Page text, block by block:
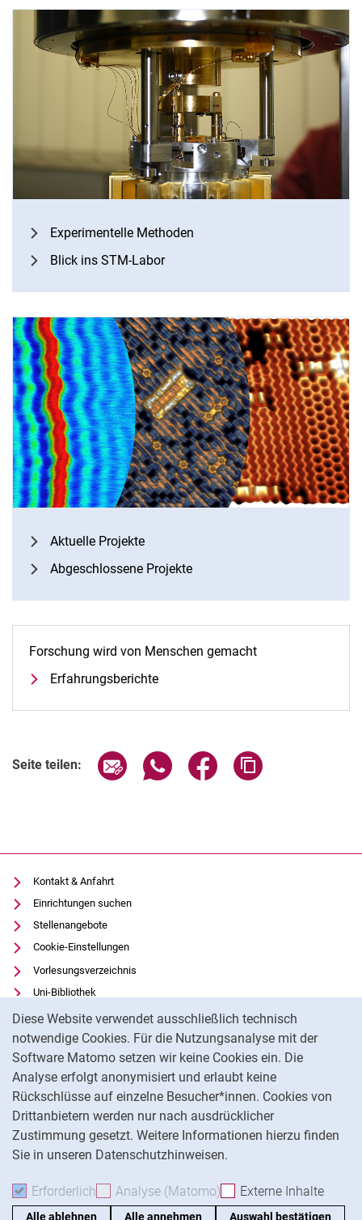
Diese Website verwendet ausschließlich technisch
notwendige Cookies. Für die Nutzungsanalyse mit der
Software Matomo setzen wir keine Cookies ein. Die
Analyse erfolgt anonymisiert und erlaubt keine
Rückschlüsse auf einzelne Besucher*innen. Cookies von
Drittanbietern werden nur nach ausdrücklicher
Zustimmung gesetzt. Weitere Informationen hierzu finden
Sie in unseren Datenschutzhinweisen.
Erforderlich Erforderliche Cookies akzeptieren
Analyse (Matomo) Analyse-Cookies
Externe Inhalte
Alle ablehnen Alle annehmen Auswahl bestätigen
Experimentelle Methoden
Blick ins STM-Labor
Aktuelle Projekte
Abgeschlossene Projekte
Forschung wird von Menschen gemacht
Erfahrungsberichte
Seite teilen: Seite über E-Mail teilen
Seite über WhatsApp teilen
Seite über Facebook
Kontakt & Anfahrt
Einrichtungen suchen
Stellenangebote
Cookie-Einstellungen
Vorlesungsverzeichnis
Uni-Bibliothek
Moodle
Panopto
Datenschutz
Barrierefreiheit
Transparenter KI-Einsatz